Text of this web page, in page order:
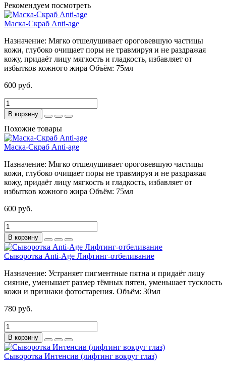
Рекомендуем посмотреть
Маска-Скраб Anti-age
Назначение: Мягко отшелушивает ороговевшую частицы
кожи, глубоко очищает поры не травмируя и не раздражая
кожу, придаёт лицу мягкость и гладкость, избавляет от
избытков кожного жира Объём: 75мл
600 руб.
В корзину
Похожие товары
Маска-Скраб Anti-age
Назначение: Мягко отшелушивает ороговевшую частицы
кожи, глубоко очищает поры не травмируя и не раздражая
кожу, придаёт лицу мягкость и гладкость, избавляет от
избытков кожного жира Объём: 75мл
600 руб.
В корзину
Сыворотка Anti-Age Лифтинг-отбеливание
Назначение: Устраняет пигментные пятна и придаёт лицу
сияние, уменьшает размер тёмных пятен, уменьшает тусклость
кожи и признаки фотостарения. Объём: 30мл
780 руб.
В корзину
Сыворотка Интенсив (лифтинг вокруг глаз)